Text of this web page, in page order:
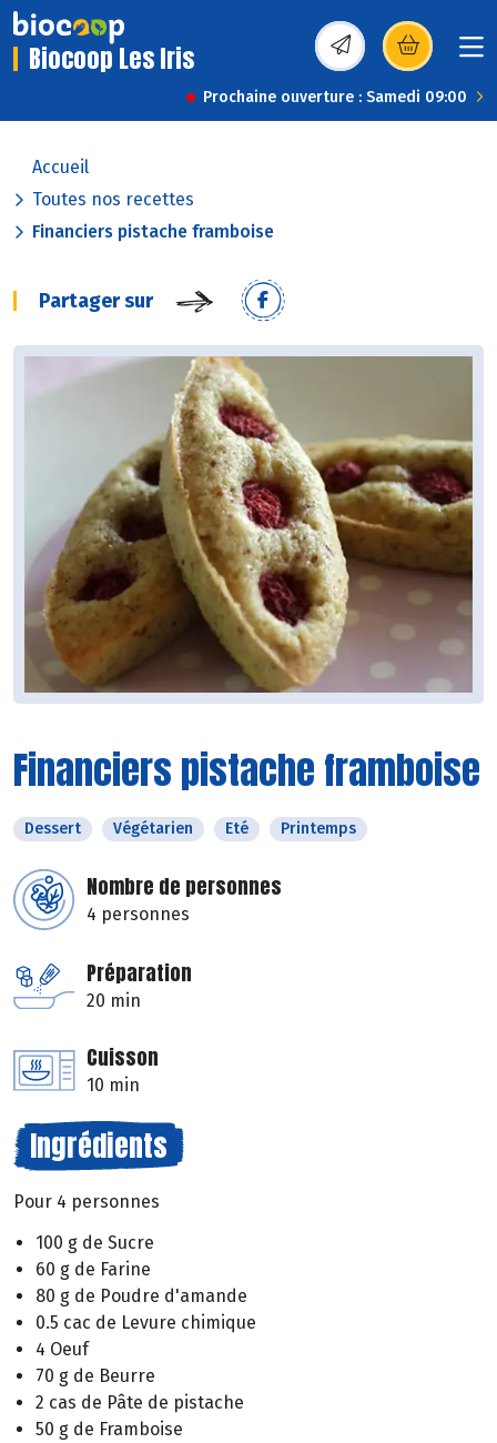
Biocoop Les Iris (s’ouvre dans une
Prochaine ouverture : Samedi 09:00
Accueil
Toutes nos recettes
Financiers pistache framboise
Partager sur
Financiers pistache framboise
Dessert Végétarien Eté Printemps
Nombre de personnes
4 personnes
Préparation
20 min
Cuisson
10 min
Ingrédients
Pour 4 personnes
100 g de Sucre
60 g de Farine
80 g de Poudre d'amande
0.5 cac de Levure chimique
4 Oeuf
70 g de Beurre
2 cas de Pâte de pistache
50 g de Framboise